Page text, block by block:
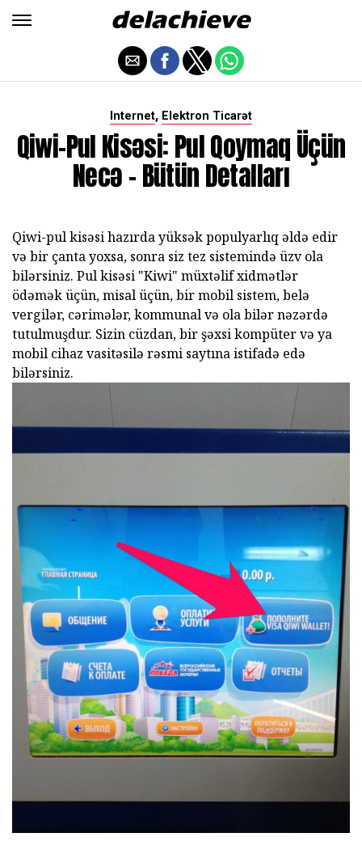
Internet, Elektron Ticarət
Qiwi-Pul Kisəsi: Pul Qoymaq Üçün
Necə - Bütün Detalları
Qiwi-pul kisəsi hazırda yüksək populyarlıq əldə edir
və bir çanta yoxsa, sonra siz tez sistemində üzv ola
bilərsiniz. Pul kisəsi "Kiwi" müxtəlif xidmətlər
ödəmək üçün, misal üçün, bir mobil sistem, belə
vergilər, cərimələr, kommunal və ola bilər nəzərdə
tutulmuşdur. Sizin cüzdan, bir şəxsi kompüter və ya
mobil cihaz vasitəsilə rəsmi saytına istifadə edə
bilərsiniz.